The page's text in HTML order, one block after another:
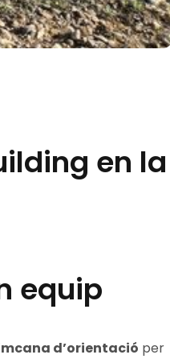
en la
equip
d’orientació per